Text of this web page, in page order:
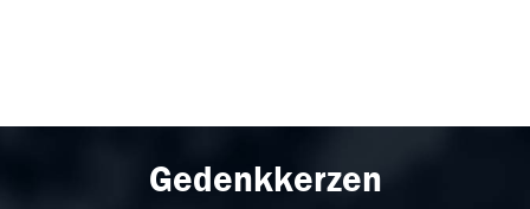
Gedenkkerzen